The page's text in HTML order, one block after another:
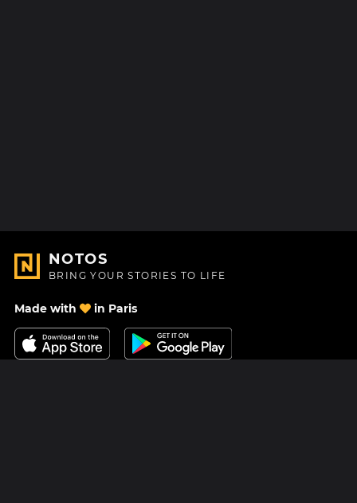
NOTOS
BRING YOUR STORIES TO LIFE
Made with in Paris